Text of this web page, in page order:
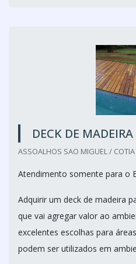
DECK DE
ASSOALHOS SAO MIGUEL / COTIA
Atendimento somente para o
Adquirir um deck de madeira
que vai agregar valor ao
excelentes escolhas para
podem ser utilizados em